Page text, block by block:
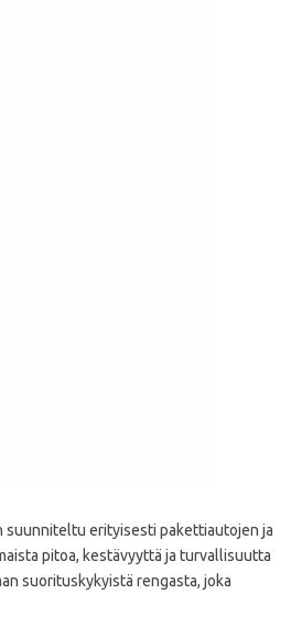
suunniteltu erityisesti pakettiautojen ja
pitoa, kestävyyttä ja turvallisuutta
suorituskykyistä rengasta, joka